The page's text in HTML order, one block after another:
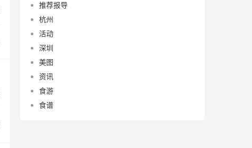
推荐报导
杭州
活动
深圳
美图
资讯
食游
食谱